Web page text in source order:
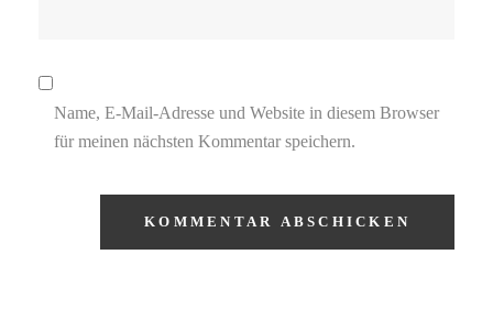
Name, E-Mail-Adresse und Website in diesem Browser
für meinen nächsten Kommentar speichern.